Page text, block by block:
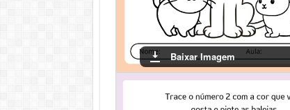
Baixar Imagem